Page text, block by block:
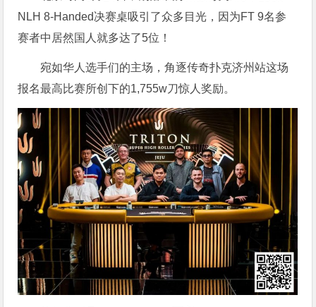
NLH 8-Handed决赛桌吸引了众多目光，因为FT 9名参
赛者中居然国人就多达了5位！
宛如华人选手们的主场，角逐传奇扑克济州站这场
报名最高比赛所创下的1,755w刀惊人奖励。